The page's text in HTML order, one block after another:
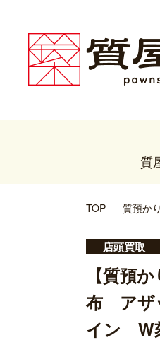
質
TOP 質預か
店頭買取
【質預
布 アザ
イン